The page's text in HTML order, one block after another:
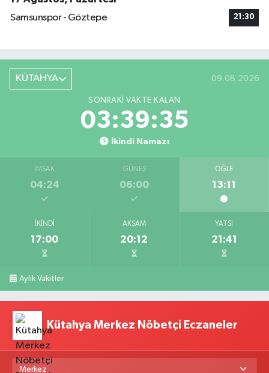
Samsunspor - Göztepe
21:30
KÜTAHYA 09.08.2026
SONRAKI VAKTE KALAN
03:39:35
İkindi Namazı
İMSAK
04:24
GÜNEŞ
06:00
ÖĞLE
13:11
İKINDI
17:00
AKŞAM
20:12
YATSI
21:41
Aylık Vakitler
Kütahya Merkez Nöbetçi Eczaneler